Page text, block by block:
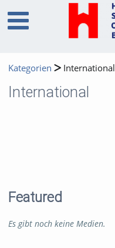
Kategorien International
International
Featured
Es gibt noch keine Medien.